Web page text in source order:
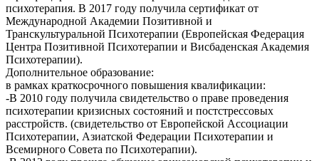
психотерапия. В 2017 году получила сертификат от
Международной Академии Позитивной и
Транскультуральной Психотерапии (Европейская Федерация
Центра Позитивной Психотерапии и Висбаденская Академия
Психотерапии).
Дополнительное образование:
в рамках краткосрочного повышения квалификации:
-В 2010 году получила свидетельство о праве проведения
психотерапии кризисных состояний и постстрессовых
расстройств. (свидетельство от Европейской Ассоциации
Психотерапии, Азиатской Федерации Психотерапии и
Всемирного Совета по Психотерапии).